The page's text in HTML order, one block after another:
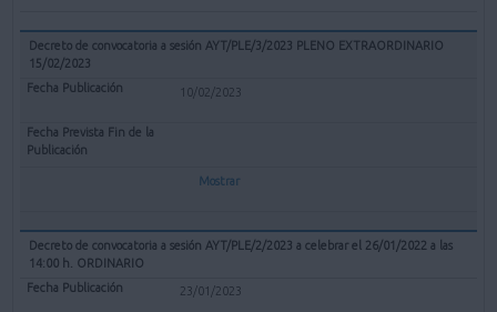
Decreto de convocatoria a sesión AYT/PLE/3/2023 PLENO EXTRAORDINARIO
15/02/2023
10/02/2023
Mostrar
Decreto de convocatoria a sesión AYT/PLE/2/2023 a celebrar el 26/01/2022 a las
14:00 h. ORDINARIO
23/01/2023